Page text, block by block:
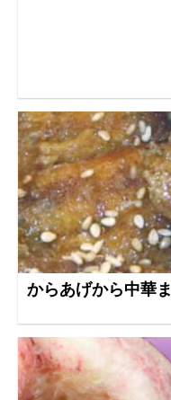
からあげから中華